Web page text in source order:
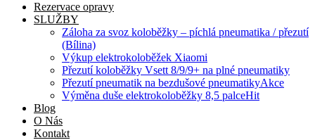
Rezervace opravy
SLUŽBY
Záloha za svoz koloběžky – píchlá pneumatika / přezutí
(Bílina)
Výkup elektrokoloběžek Xiaomi
Přezutí koloběžky Vsett 8/9/9+ na plné pneumatiky
Přezutí pneumatik na bezdušové pneumatiky
Výměna duše elektrokoloběžky 8,5 palce
Blog
O Nás
Kontakt